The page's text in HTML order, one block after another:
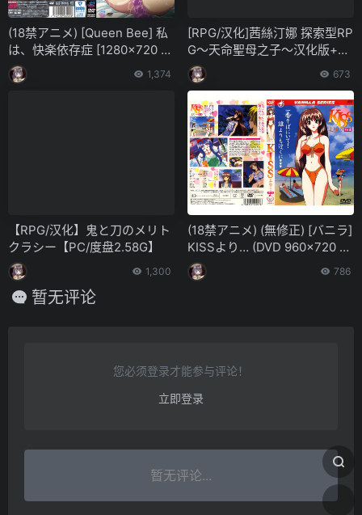
(18禁アニメ) [Queen Bee] 私
は、快楽依存症 [1280×720 x2
64 AAC]
1,374
[RPG/汉化]茜絲汀娜 探索型RP
G～天命聖母之子～汉化版+存
档[800M]
673
【RPG/汉化】鬼と刀のメリト
クラシー【PC/度盘2.58G】
1,300
(18禁アニメ) (無修正) [バニラ]
KISSより… (DVD 960×720 x2
64 AACx2)
786
暂无评论
您必须登录才能参与评论！
立即登录
暂无评论...